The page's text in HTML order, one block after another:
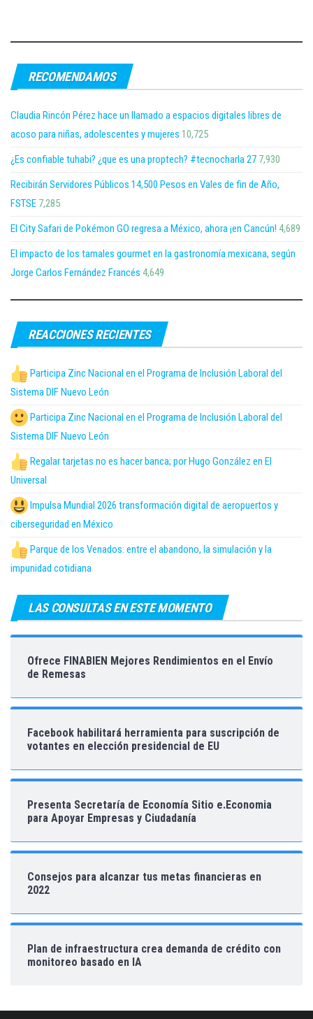
RECOMENDAMOS
Claudia Rincón Pérez hace un llamado a espacios digitales libres de
acoso para niñas, adolescentes y mujeres 10,725
¿Es confiable tuhabi? ¿que es una proptech? #tecnocharla 27 7,930
Recibirán Servidores Públicos 14,500 Pesos en Vales de fin de Año,
FSTSE 7,285
El City Safari de Pokémon GO regresa a México, ahora ¡en Cancún! 4,689
El impacto de los tamales gourmet en la gastronomía mexicana, según
Jorge Carlos Fernández Francés 4,649
REACCIONES RECIENTES
Participa Zinc Nacional en el Programa de Inclusión Laboral del
Sistema DIF Nuevo León
Participa Zinc Nacional en el Programa de Inclusión Laboral del
Sistema DIF Nuevo León
Regalar tarjetas no es hacer banca; por Hugo González en El
Universal
Impulsa Mundial 2026 transformación digital de aeropuertos y
ciberseguridad en México
Parque de los Venados: entre el abandono, la simulación y la
impunidad cotidiana
LAS CONSULTAS EN ESTE MOMENTO
Ofrece FINABIEN Mejores Rendimientos en el Envío
de Remesas
Facebook habilitará herramienta para suscripción de
votantes en elección presidencial de EU
Presenta Secretaría de Economía Sitio e.Economia
para Apoyar Empresas y Ciudadanía
Consejos para alcanzar tus metas financieras en
2022
Plan de infraestructura crea demanda de crédito con
monitoreo basado en IA